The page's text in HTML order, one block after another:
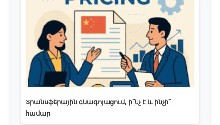
Տրանսֆերային գնագոյացում, ի՞նչ է և ինչի՞
համար